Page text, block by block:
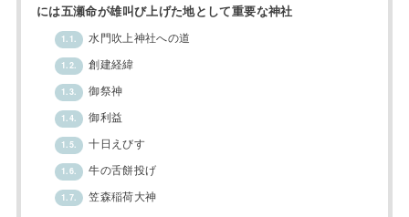
には五瀬命が雄叫び上げた地として重要な神社
1.1. 水門吹上神社への道
1.2. 創建経緯
1.3. 御祭神
1.4. 御利益
1.5. 十日えびす
1.6. 牛の舌餅投げ
1.7. 笠森稲荷大神